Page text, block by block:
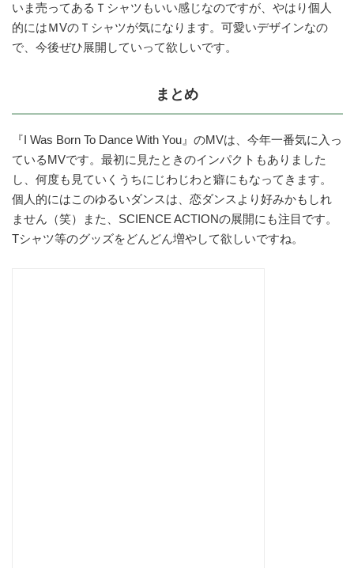
いま売ってあるＴシャツもいい感じなのですが、やはり個人
的にはＭVのＴシャツが気になります。可愛いデザインなの
で、今後ぜひ展開していって欲しいです。
まとめ
『I Was Born To Dance With You』のMVは、今年一番気に入っ
ているMVです。最初に見たときのインパクトもありました
し、何度も見ていくうちにじわじわと癖にもなってきます。
個人的にはこのゆるいダンスは、恋ダンスより好みかもしれ
ません（笑）また、SCIENCE ACTIONの展開にも注目です。
Tシャツ等のグッズをどんどん増やして欲しいですね。